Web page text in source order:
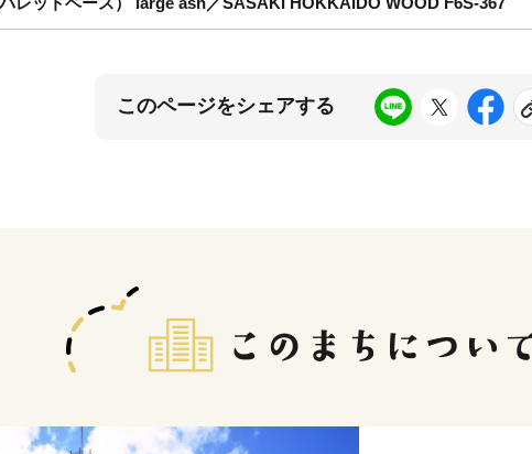
このページをシェアする